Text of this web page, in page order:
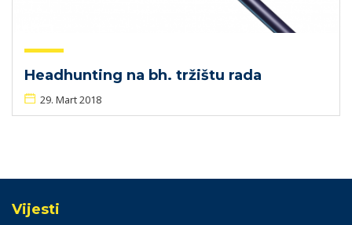
Headhunting na bh. tržištu rada
29. Mart 2018
Vijesti